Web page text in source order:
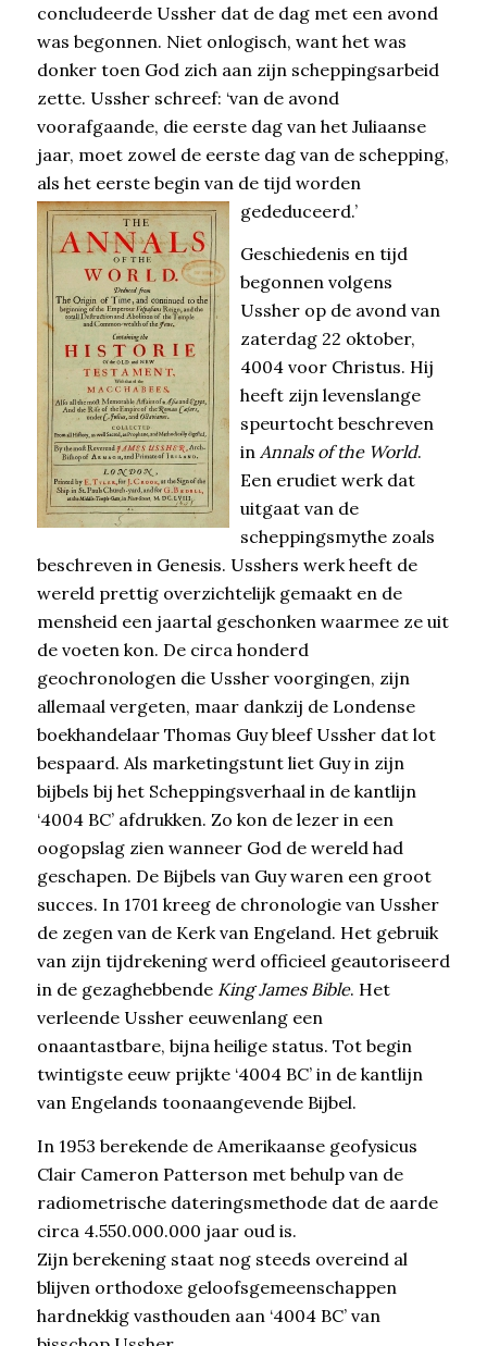
concludeerde Ussher dat de dag met een avond
was begonnen. Niet onlogisch, want het was
donker toen God zich aan zijn scheppingsarbeid
zette. Ussher schreef: ‘van de avond
voorafgaande, die eerste dag van het Juliaanse
jaar, moet zowel de eerste dag van de schepping,
als het eerste begin van de tijd worden
gededuceerd.’
Geschiedenis en tijd
begonnen volgens
Ussher op de avond van
zaterdag 22 oktober,
4004 voor Christus. Hij
heeft zijn levenslange
speurtocht beschreven
in Annals of the World.
Een erudiet werk dat
uitgaat van de
scheppingsmythe zoals
beschreven in Genesis. Usshers werk heeft de
wereld prettig overzichtelijk gemaakt en de
mensheid een jaartal geschonken waarmee ze uit
de voeten kon. De circa honderd
geochronologen die Ussher voorgingen, zijn
allemaal vergeten, maar dankzij de Londense
boekhandelaar Thomas Guy bleef Ussher dat lot
bespaard. Als marketingstunt liet Guy in zijn
bijbels bij het Scheppingsverhaal in de kantlijn
‘4004 BC’ afdrukken. Zo kon de lezer in een
oogopslag zien wanneer God de wereld had
geschapen. De Bijbels van Guy waren een groot
succes. In 1701 kreeg de chronologie van Ussher
de zegen van de Kerk van Engeland. Het gebruik
van zijn tijdrekening werd officieel geautoriseerd
in de gezaghebbende King James Bible. Het
verleende Ussher eeuwenlang een
onaantastbare, bijna heilige status. Tot begin
twintigste eeuw prijkte ‘4004 BC’ in de kantlijn
van Engelands toonaangevende Bijbel.
In 1953 berekende de Amerikaanse geofysicus
Clair Cameron Patterson met behulp van de
radiometrische dateringsmethode dat de aarde
circa 4.550.000.000 jaar oud is.
Zijn berekening staat nog steeds overeind al
blijven orthodoxe geloofsgemeenschappen
hardnekkig vasthouden aan ‘4004 BC’ van